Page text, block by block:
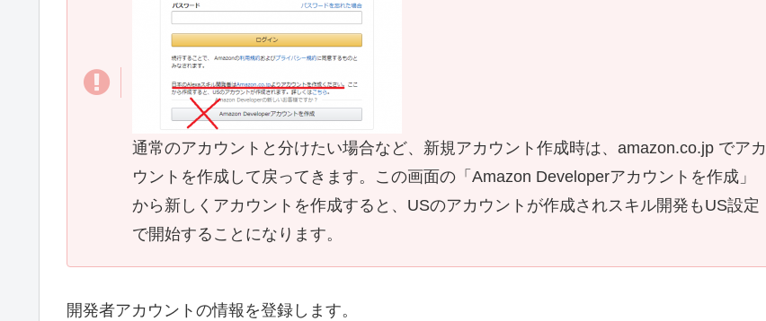
通常のアカウントと分けたい場合など、新規アカウント作成時は、amazon.co.jp でアカ
ウントを作成して戻ってきます。この画面の「Amazon Developerアカウントを作成」
から新しくアカウントを作成すると、USのアカウントが作成されスキル開発もUS設定
で開始することになります。
開発者アカウントの情報を登録します。